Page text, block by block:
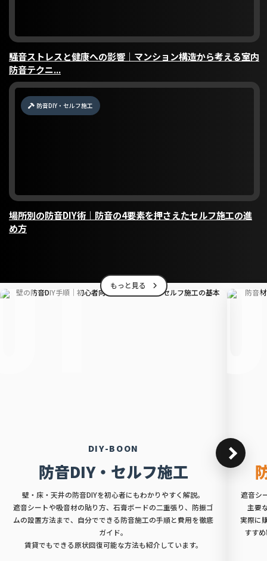
騒音ストレスと健康への影響｜マンション構造から考える室内
防音テクニ...
防音DIY・セルフ施工
場所別の防音DIY術｜防音の4要素を押さえたセルフ施工の進
め方
もっと見る
DIY-BOON
防音DIY・セルフ施工
壁・床・天井の防音DIYを初心者にもわかりやすく解説。
遮音シートや吸音材の貼り方、石膏ボードの二重張り、防振ゴ
ムの設置方法まで、自分でできる防音施工の手順と費用を徹底
ガイド。
賃貸でもできる原状回復可能な方法も紹介しています。
遮音シ
主要
実際に
すす